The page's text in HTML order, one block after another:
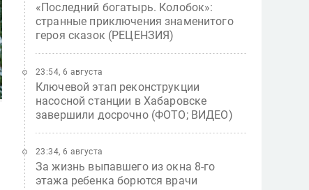
«Последний богатырь. Колобок»:
странные приключения знаменитого
героя сказок (РЕЦЕНЗИЯ)
Ключевой этап реконструкции
насосной станции в Хабаровске
завершили досрочно (ФОТО; ВИДЕО)
23:54, 6 августа
За жизнь выпавшего из окна 8-го
этажа ребенка борются врачи
23:34, 6 августа